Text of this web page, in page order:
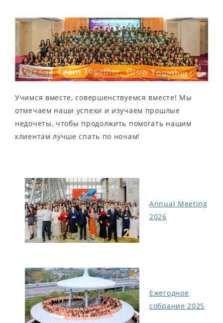
Учимся вместе, совершенствуемся вместе! Мы
отмечаем наши успехи и изучаем прошлые
недочеты, чтобы продолжить помогать нашим
клиентам лучше спать по ночам!
Annual Meeting
2026
Ежегодное
собрание 2025